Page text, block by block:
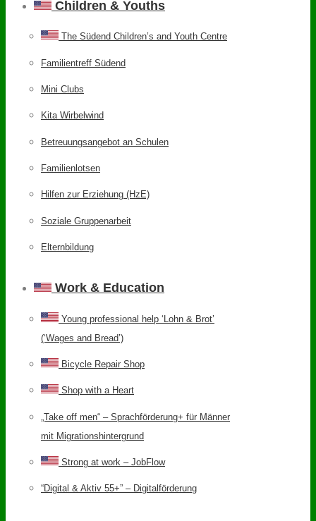
Children & Youths
The Südend Children’s and Youth Centre
Familientreff Südend
Mini Clubs
Kita Wirbelwind
Betreuungsangebot an Schulen
Familienlotsen
Hilfen zur Erziehung (HzE)
Soziale Gruppenarbeit
Elternbildung
Work & Education
Young professional help ‘Lohn & Brot’
(‘Wages and Bread’)
Bicycle Repair Shop
Shop with a Heart
„Take off men“ – Sprachförderung+ für Männer
mit Migrationshintergrund
Strong at work – JobFlow
“Digital & Aktiv 55+” – Digitalförderung